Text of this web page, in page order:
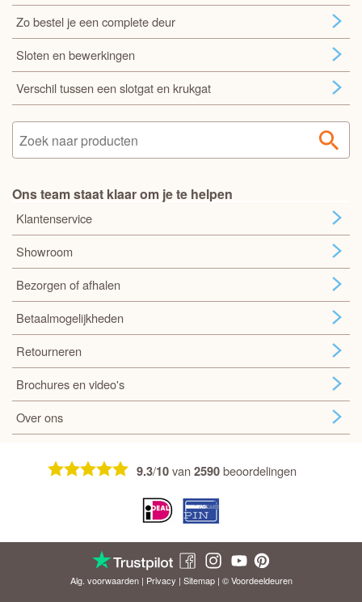
Zo bestel je een complete deur
Sloten en bewerkingen
Verschil tussen een slotgat en krukgat
Ons team staat klaar om je te helpen
Klantenservice
Showroom
Bezorgen of afhalen
Betaalmogelijkheden
Retourneren
Brochures en video's
Over ons
9.3/10van2590beoordelingen
Alg. voorwaarden| Privacy | Sitemap| © Voordeeldeuren